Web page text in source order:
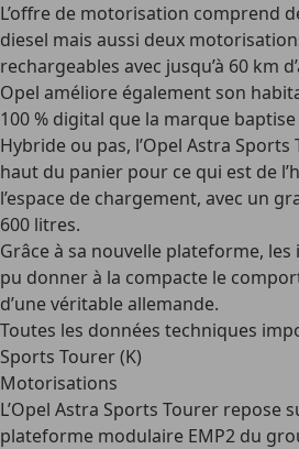
L’offre de motorisation comprend
diesel mais aussi deux
rechargeables avec jusqu’à 60 km
Opel améliore également son
100 % digital que la marque baptise
Hybride ou pas, l’Opel Astra
haut du panier pour ce qui est de
l’espace de chargement, avec un
600 litres.
Grâce à sa nouvelle plateforme,
pu donner à la compacte le
d’une véritable allemande.
Toutes les données techniques
Sports Tourer (K)
Motorisations
L’Opel Astra Sports Tourer repose
plateforme modulaire EMP2 du